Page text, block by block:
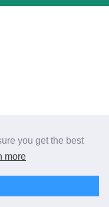
you get the best
more